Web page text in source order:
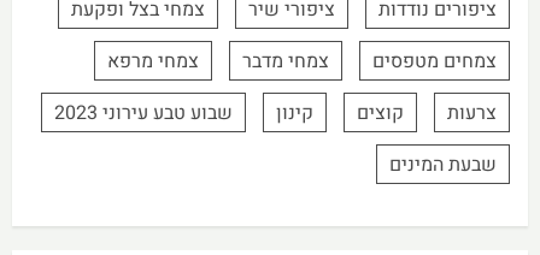
ציפורים נודדות
ציפורי שיר
צמחי בצל ופקעת
צמחים מטפסים
צמחי מדבר
צמחי מרפא
צרעות
קוצים קינון
שבוע טבע עירוני 2023
שבעת המינים